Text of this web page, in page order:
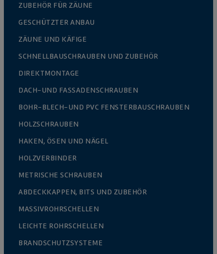
ZUBEHÖR FÜR ZÄUNE
GESCHÜTZTER ANBAU
ZÄUNE UND KÄFIGE
SCHNELLBAUSCHRAUBEN UND ZUBEHÖR
DIREKTMONTAGE
DACH-UND FASSADENSCHRAUBEN
BOHR-BLECH-UND PVC FENSTERBAUSCHRAUBEN
HOLZSCHRAUBEN
HAKEN, ÖSEN UND NÄGEL
HOLZVERBINDER
METRISCHE SCHRAUBEN
ABDECKKAPPEN, BITS UND ZUBEHÖR
MASSIVROHRSCHELLEN
LEICHTE ROHRSCHELLEN
BRANDSCHUTZSYSTEME